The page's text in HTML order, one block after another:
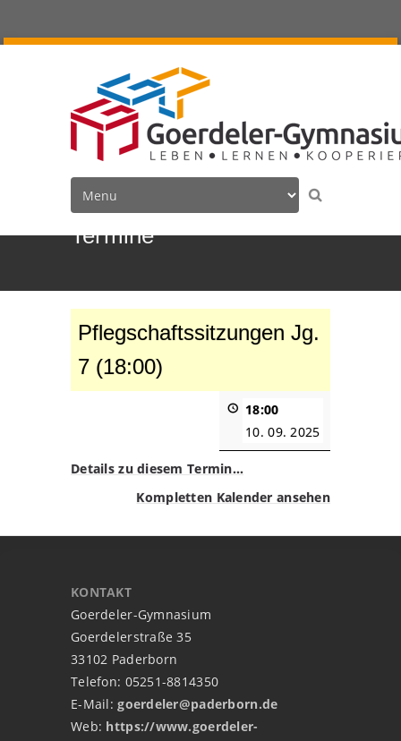
Termine
Pflegschaftssitzungen Jg.
7 (18:00)
18:00
10. 09. 2025
Details zu diesem Termin…
Kompletten Kalender ansehen
KONTAKT
Goerdeler-Gymnasium
Goerdelerstraße 35
33102 Paderborn
Telefon: 05251-8814350
E-Mail:goerdeler@paderborn.de
Web: https://www.goerdeler-